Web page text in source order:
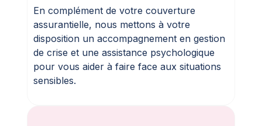
En complément de votre couverture
assurantielle, nous mettons à votre
disposition un accompagnement en gestion
de crise et une assistance psychologique
pour vous aider à faire face aux situations
sensibles.